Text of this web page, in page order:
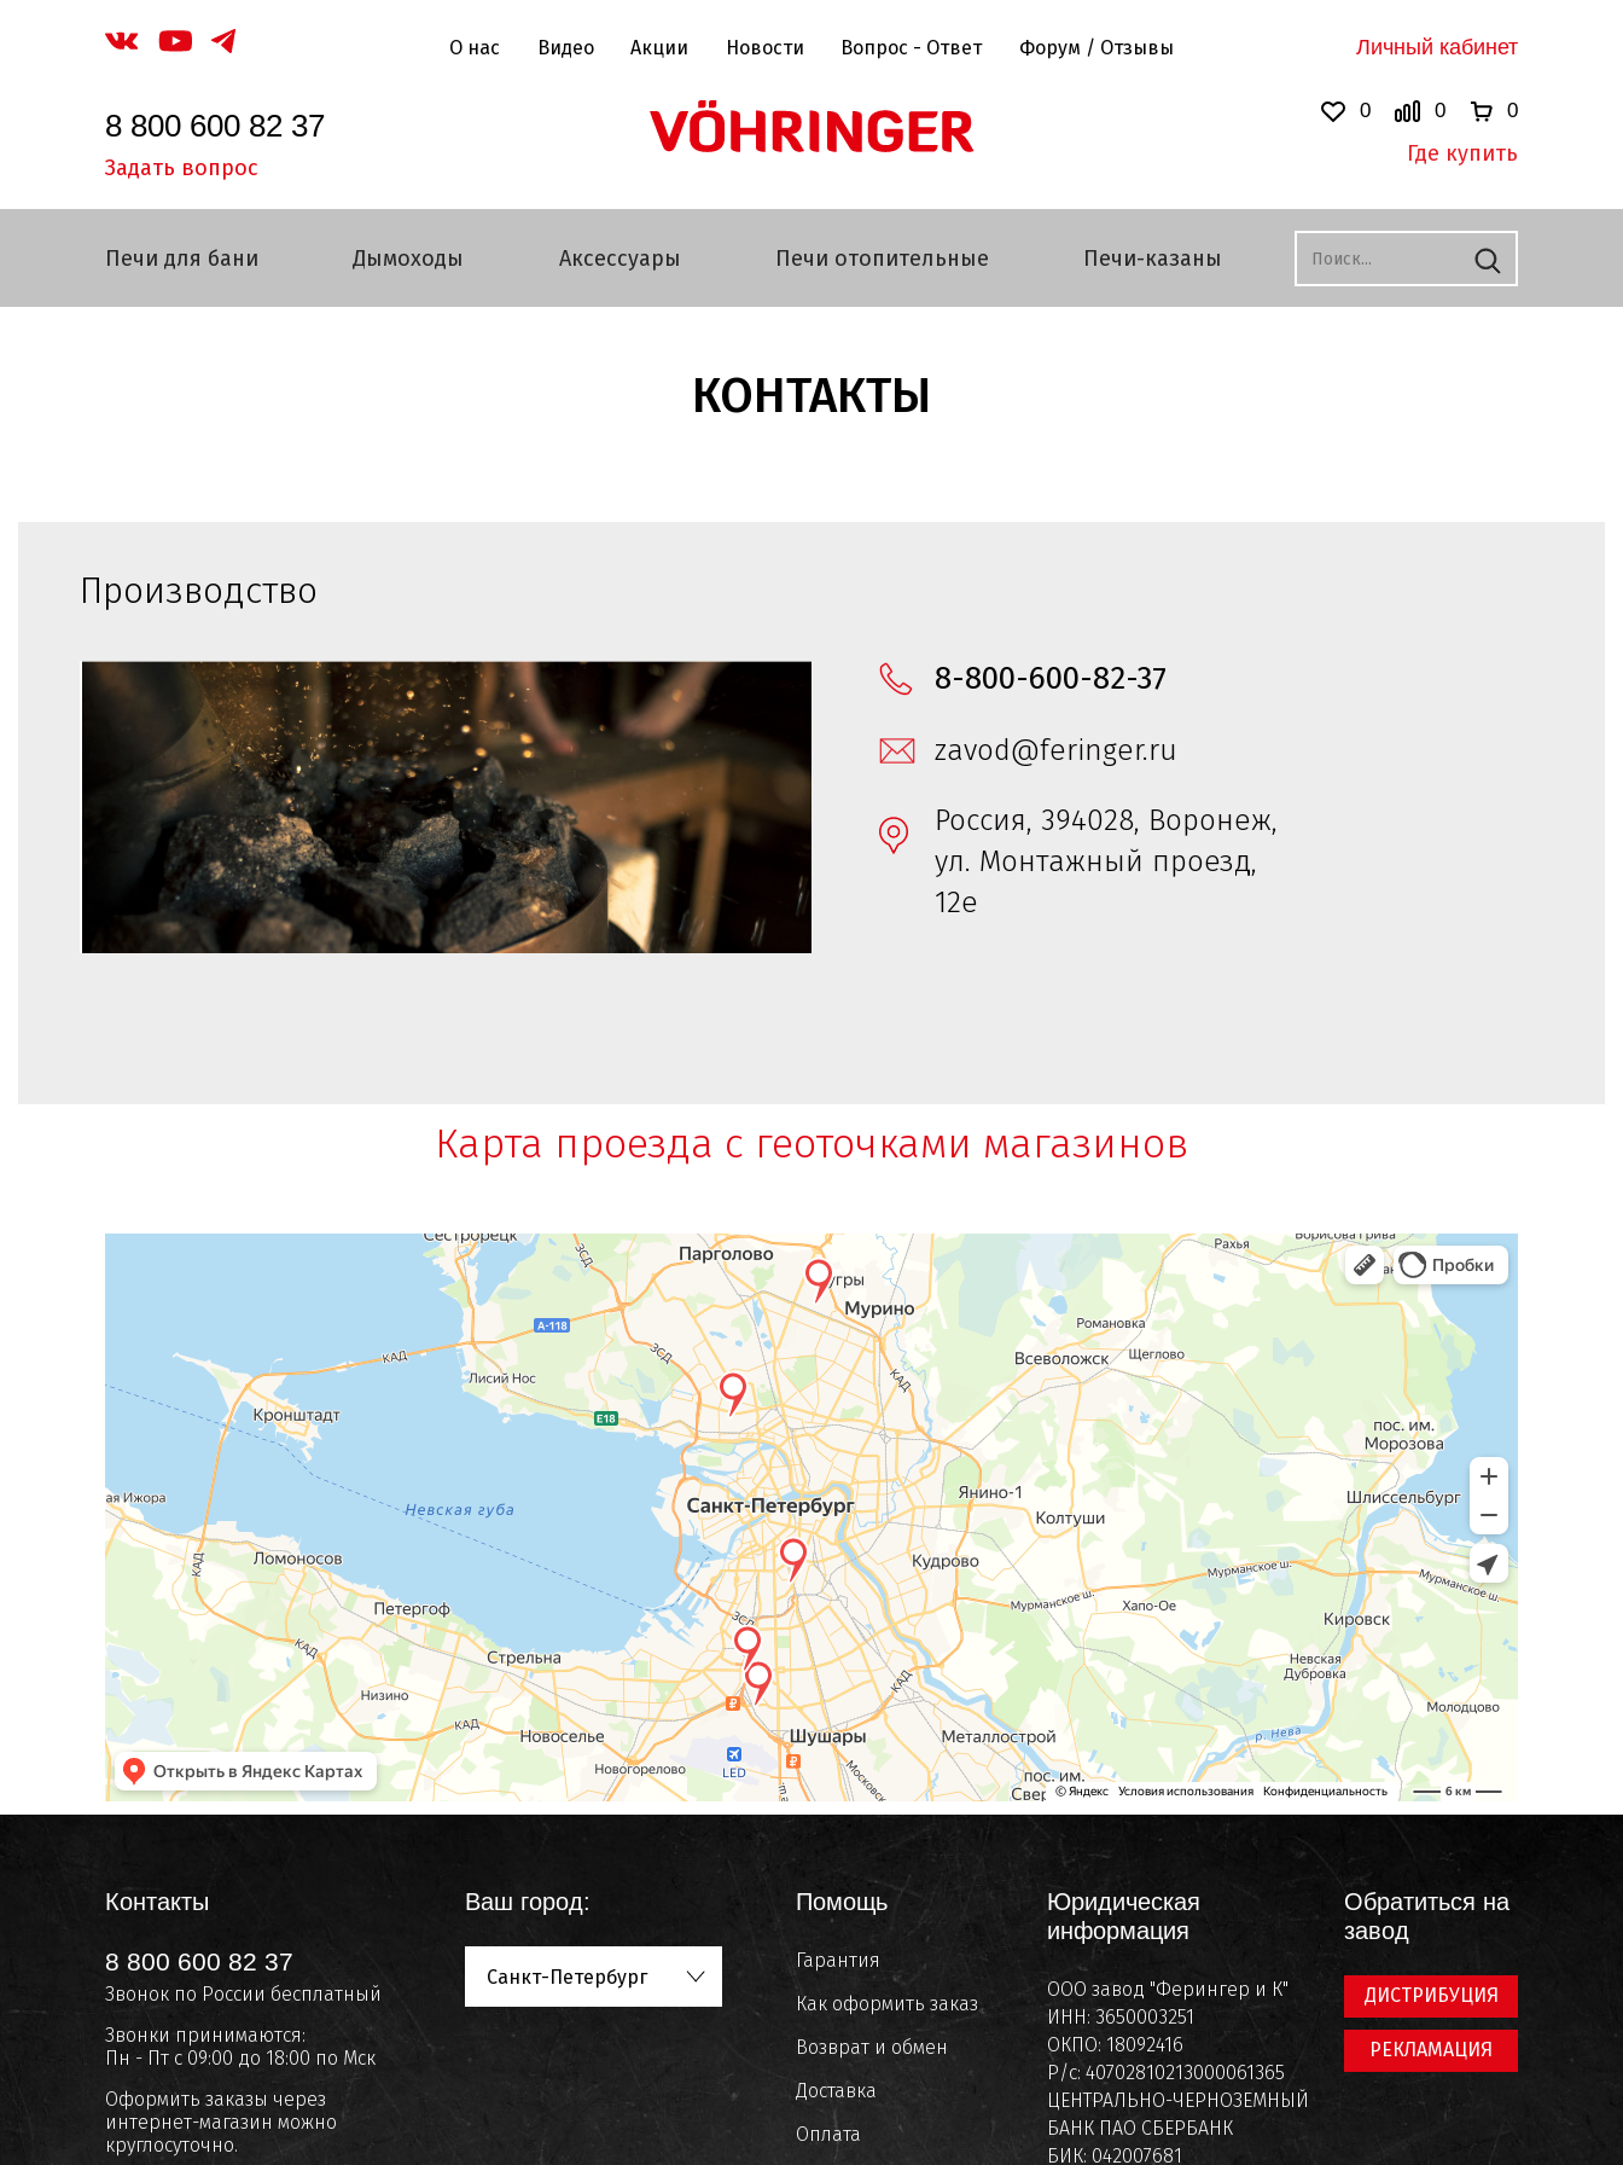
8 800 600 82 37
Задать вопрос
О нас Видео Акции Новости Вопрос - Ответ Форум / Отзывы Личный кабинет
0 0 0
Где купить
Печи для бани Дымоходы Аксессуары Печи отопительные Печи-казаны
КОНТАКТЫ
Производство
8-800-600-82-37
zavod@feringer.ru
Россия, 394028, Воронеж,
ул. Монтажный проезд,
12е
Карта проезда с геоточками магазинов
Контакты
8 800 600 82 37
Звонок по России бесплатный
Звонки принимаются:
Пн - Пт с 09:00 до 18:00 по Мск
Оформить заказы через
интернет-магазин можно
круглосуточно.
Ваш город:
Санкт-Петербург
Помощь
Гарантия
Как оформить заказ
Возврат и обмен
Доставка
Оплата
Юридическая
информация
ООО завод "Ферингер и К"
ИНН: 3650003251
ОКПО: 18092416
Р/с: 40702810213000061365
ЦЕНТРАЛЬНО-ЧЕРНОЗЕМНЫЙ
БАНК ПАО СБЕРБАНК
БИК: 042007681
Обратиться на
завод
ДИСТРИБУЦИЯ
РЕКЛАМАЦИЯ